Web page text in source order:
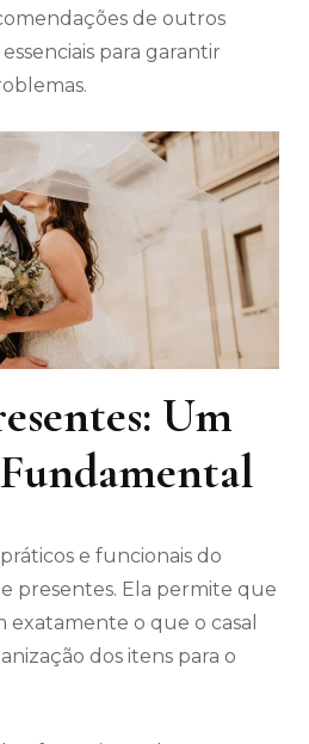
de outros
para garantir
Um
e funcionais do
presentes. Ela permite que
exatamente o que o casal
dos itens para o